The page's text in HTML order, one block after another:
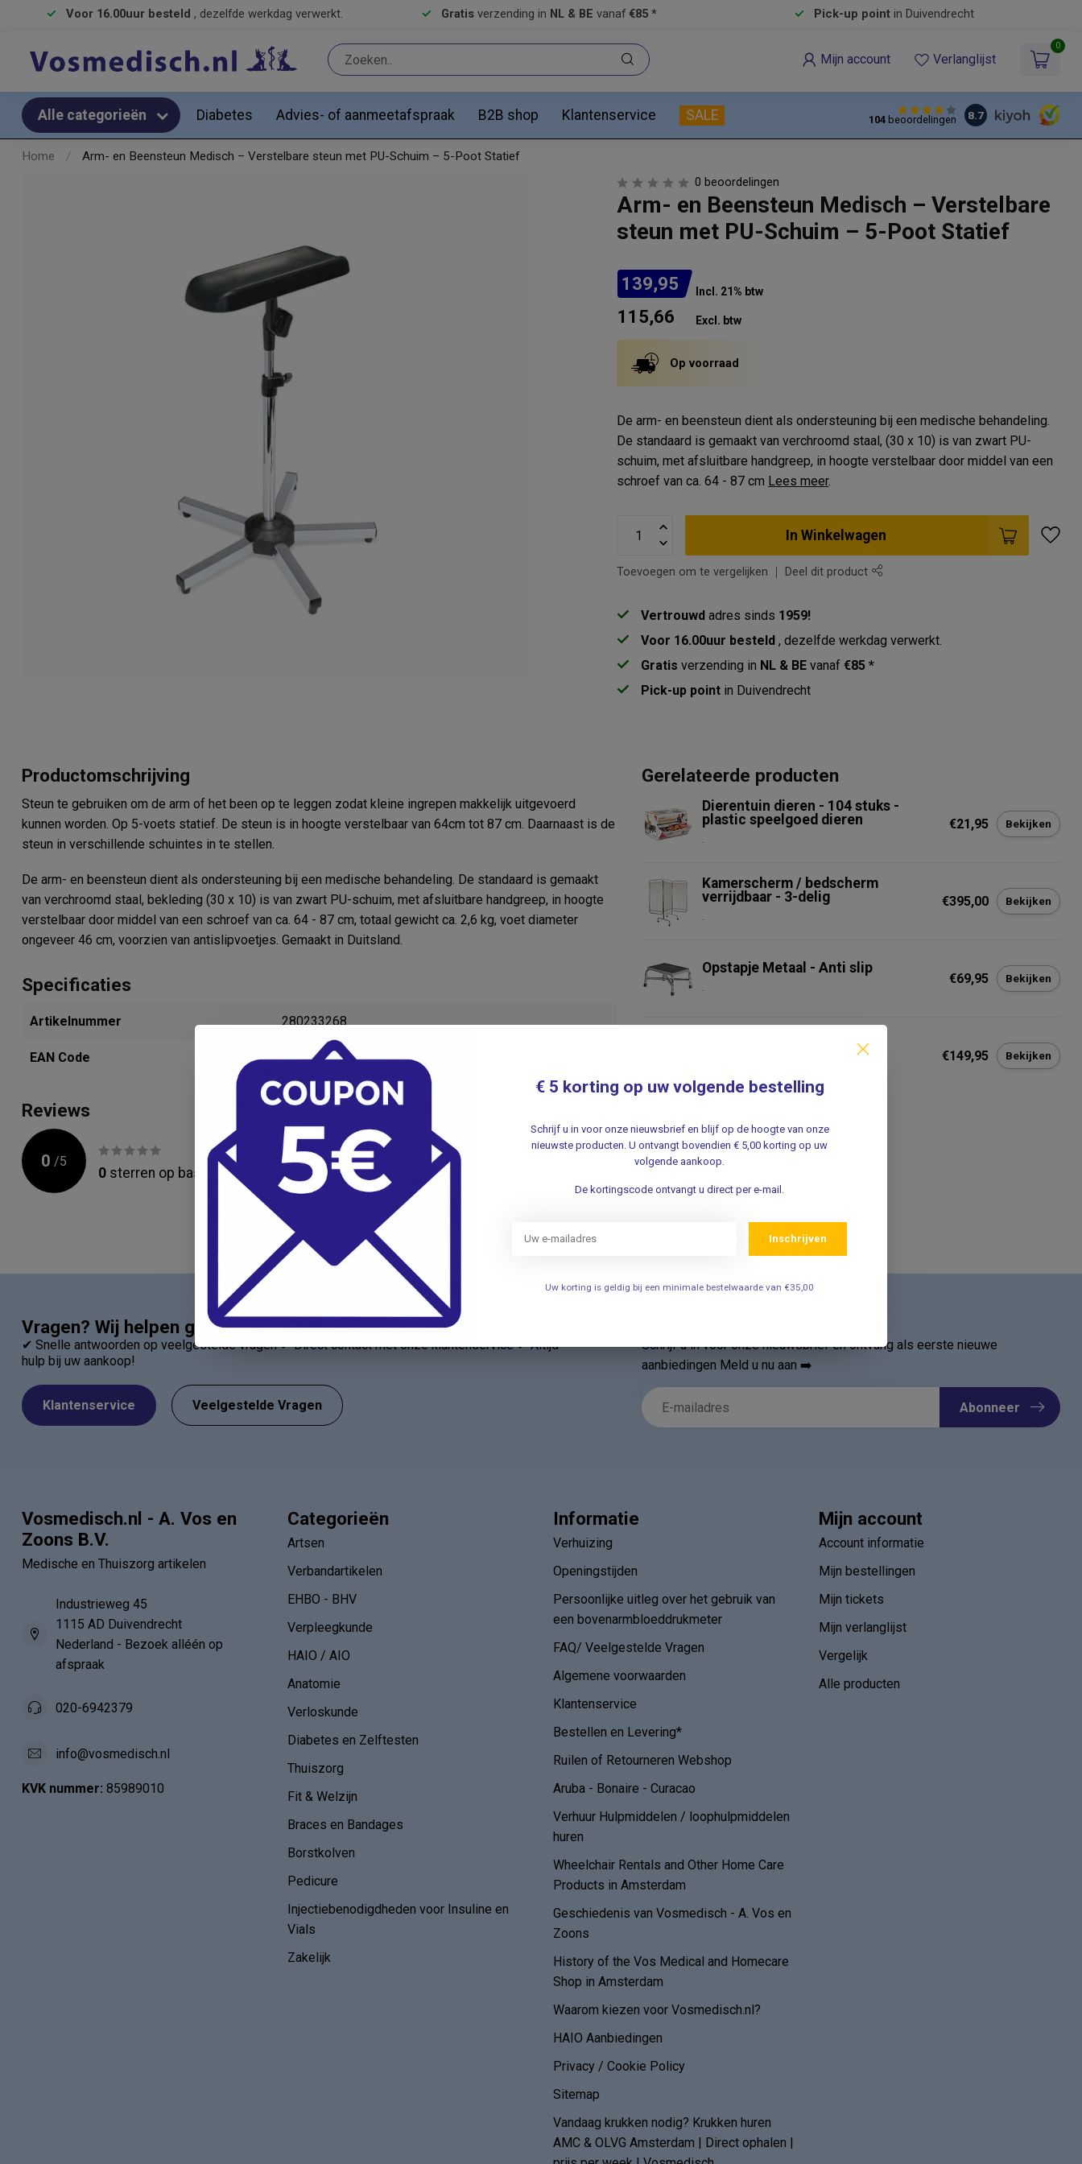
Voor 16.00uur besteld , dezelfde werkdag verwerkt. Gratis verzending in NL & BE vanaf €85 * Pick-up pointin Duivendrecht
Mijn account Verlanglijst
0
Alle categorieën Diabetes Advies- of aanmeetafspraak B2B shop Klantenservice SALE 104beoordelingen 8.7
Home / Arm- en Beensteun Medisch – Verstelbare steun met PU-Schuim – 5-Poot Statief
0 beoordelingen
Arm- en Beensteun Medisch – Verstelbare
steun met PU-Schuim – 5-Poot Statief
139,95 Incl. 21% btw
115,66 Excl. btw
Op voorraad
De arm- en beensteun dient als ondersteuning bij een medische behandeling.
De standaard is gemaakt van verchroomd staal, (30 x 10) is van zwart PU-
schuim, met afsluitbare handgreep, in hoogte verstelbaar door middel van een
schroef van ca. 64 - 87 cm Lees meer.
In Winkelwagen
Toevoegen om te vergelijken Deel dit product
Vertrouwd adres sinds 1959!
Voor 16.00uur besteld, dezelfde werkdag verwerkt.
Gratis verzending in NL & BE vanaf€85 *
Pick-up point in Duivendrecht
Productomschrijving
Steun te gebruiken om de arm of het been op te leggen zodat kleine ingrepen makkelijk uitgevoerd
kunnen worden. Op 5-voets statief. De steun is in hoogte verstelbaar van 64cm tot 87 cm. Daarnaast is de
steun in verschillende schuintes in te stellen.
De arm- en beensteun dient als ondersteuning bij een medische behandeling. De standaard is gemaakt
van verchroomd staal, bekleding (30 x 10) is van zwart PU-schuim, met afsluitbare handgreep, in hoogte
verstelbaar door middel van een schroef van ca. 64 - 87 cm, totaal gewicht ca. 2,6 kg, voet diameter
ongeveer 46 cm, voorzien van antislipvoetjes. Gemaakt in Duitsland.
Specificaties
Artikelnummer 280233268
EAN Code 4260123933395
Reviews
0 /5
0 sterren op basis van beoordelingen
Je beoordeling toevoegen
Gerelateerde producten
Dierentuin dieren - 104 stuks -
plastic speelgoed dieren
.
€21,95 Bekijken
Kamerscherm / bedscherm
verrijdbaar - 3-delig
.
€395,00 Bekijken
Opstapje Metaal - Anti slip
.
€69,95 Bekijken
€149,95 Bekijken
Vragen? Wij helpen graag!
✔ Snelle antwoorden op veelgestelde vragen ✔ Direct contact met onze klantenservice ✔ Altijd
hulp bij uw aankoop!
Klantenservice Veelgestelde Vragen
Schrijf u in voor onze nieuwsbrief en ontvang als eerste nieuwe
aanbiedingen Meld u nu aan ➡️
Abonneer
Vosmedisch.nl - A. Vos en
Zoons B.V.
Medische en Thuiszorg artikelen
Industrieweg 45
1115 AD Duivendrecht
Nederland - Bezoek alléén op
afspraak
020-6942379
info@vosmedisch.nl
KVK nummer: 85989010
Categorieën
Artsen
Verbandartikelen
EHBO - BHV
Verpleegkunde
HAIO / AIO
Anatomie
Verloskunde
Diabetes en Zelftesten
Thuiszorg
Fit & Welzijn
Braces en Bandages
Borstkolven
Pedicure
Injectiebenodigdheden voor Insuline en
Vials
Zakelijk
Informatie
Verhuizing
Openingstijden
Persoonlijke uitleg over het gebruik van
een bovenarmbloeddrukmeter
FAQ/ Veelgestelde Vragen
Algemene voorwaarden
Klantenservice
Bestellen en Levering*
Ruilen of Retourneren Webshop
Aruba - Bonaire - Curacao
Verhuur Hulpmiddelen / loophulpmiddelen
huren
Wheelchair Rentals and Other Home Care
Products in Amsterdam
Geschiedenis van Vosmedisch - A. Vos en
Zoons
History of the Vos Medical and Homecare
Shop in Amsterdam
Waarom kiezen voor Vosmedisch.nl?
HAIO Aanbiedingen
Privacy / Cookie Policy
Sitemap
Vandaag krukken nodig? Krukken huren
AMC & OLVG Amsterdam | Direct ophalen |
Mijn account
Account informatie
Mijn bestellingen
Mijn tickets
Mijn verlanglijst
Vergelijk
Alle producten
€ 5 korting op uw volgende bestelling
Schrijf u in voor onze nieuwsbrief en blijf op de hoogte van onze
nieuwste producten. U ontvangt bovendien € 5,00 korting op uw
volgende aankoop.
De kortingscode ontvangt u direct per e-mail.
Inschrijven
Uw korting is geldig bij een minimale bestelwaarde van €35,00